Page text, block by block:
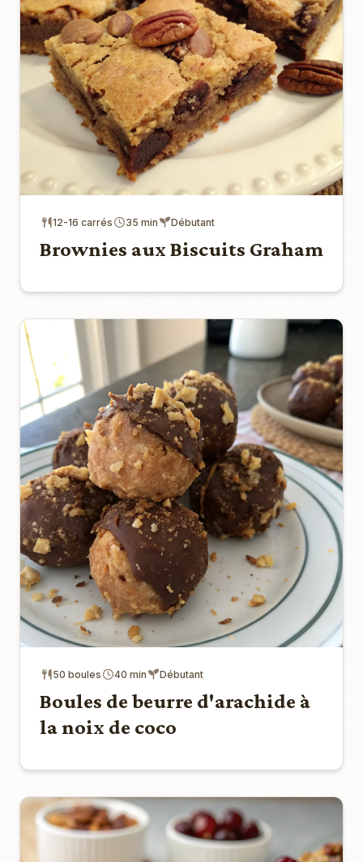
12-16 carrés 35 min Débutant
Brownies aux Biscuits Graham
50 boules 40 min Débutant
Boules de beurre d'arachide à
la noix de coco